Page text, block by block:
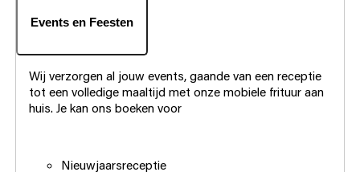
Events en Feesten
Wij verzorgen al jouw events, gaande van een receptie
tot een volledige maaltijd met onze mobiele frituur aan
huis. Je kan ons boeken voor
Nieuwjaarsreceptie